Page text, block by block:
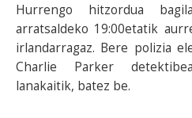
Hurrengo hitzordua
arratsaldeko 19:00etatik
irlandarragaz. Bere polizia
Charlie Parker
lanakaitik, batez be.